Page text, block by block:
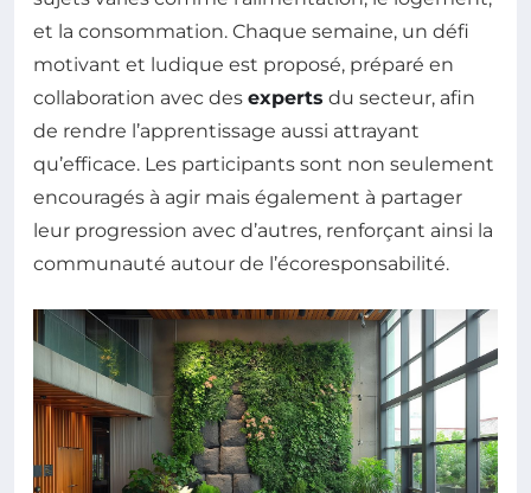
et la consommation. Chaque semaine, un défi
motivant et ludique est proposé, préparé en
collaboration avec des experts du secteur, afin
de rendre l’apprentissage aussi attrayant
qu’efficace. Les participants sont non seulement
encouragés à agir mais également à partager
leur progression avec d’autres, renforçant ainsi la
communauté autour de l’écoresponsabilité.